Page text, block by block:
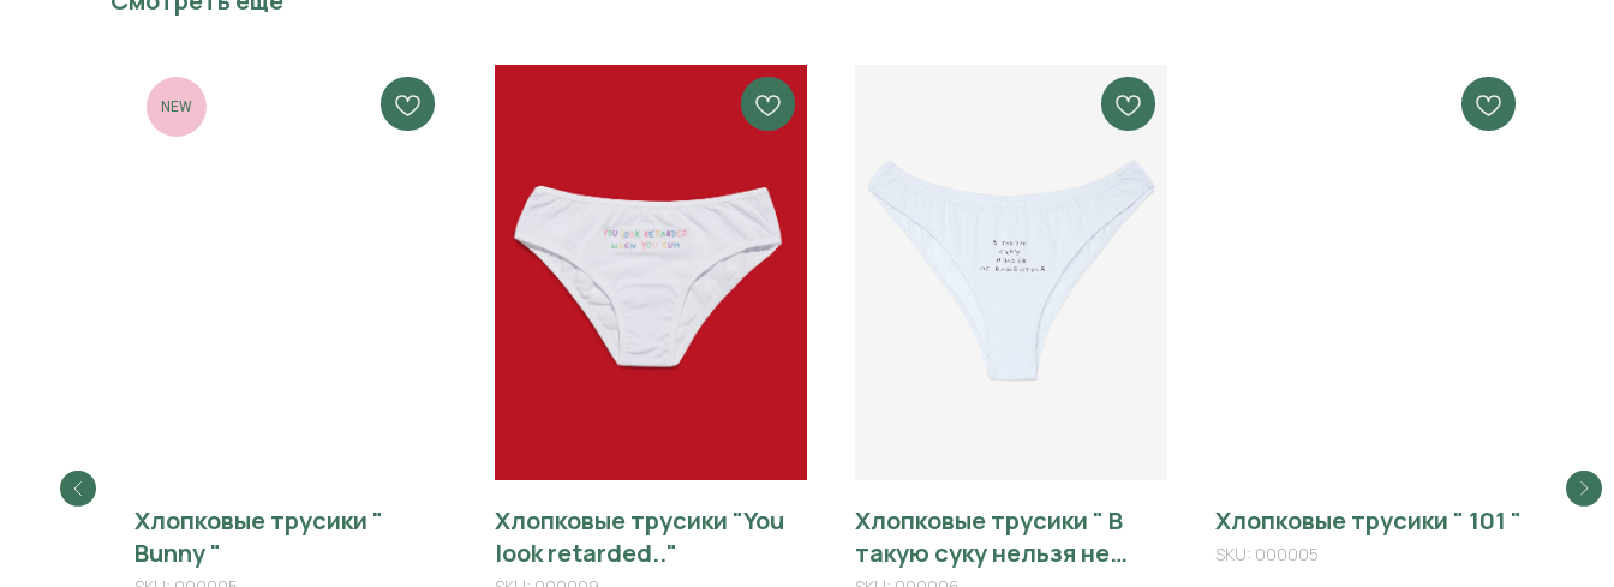
NEW
Хлопковые трусики "
Bunny "
Хлопковые трусики "You
look retarded.."
Хлопковые трусики " В
такую суку нельзя не
Хлопковые трусики " 101 "
SKU: 000005